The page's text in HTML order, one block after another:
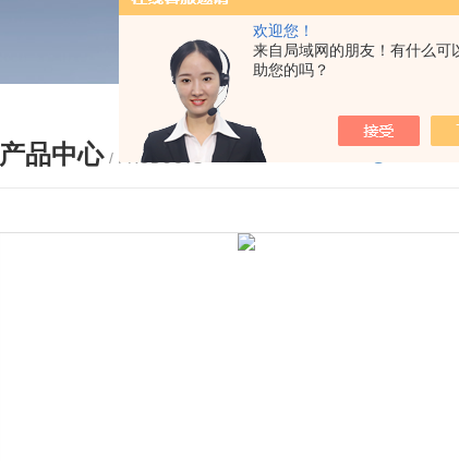
欢迎您！
来自局域网的朋友！有什么可
助您的吗？
产品中心 / PRODUCTS